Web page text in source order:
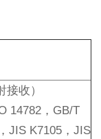
收）
14782，GB/T
JIS K7105，JIS